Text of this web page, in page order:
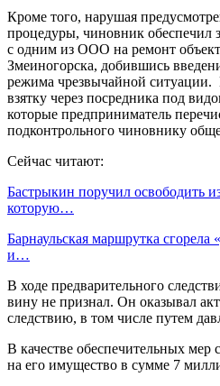
Кроме того, нарушая
процедуры, чиновник обеспечил
с одним из ООО на ремонт
Змеиногорска, добившись
режима чрезвычайной
взятку через посредника под
которые предприниматель
подконтрольного чиновнику
Сейчас читают:
Бастрыкин поручил освободить
которую…
Барнаульская маршрутка
и…
В ходе предварительного
вину не признал. Он оказывал
следствию, в том числе путем
В качестве обеспечительных мер
на его имущество в сумме 7